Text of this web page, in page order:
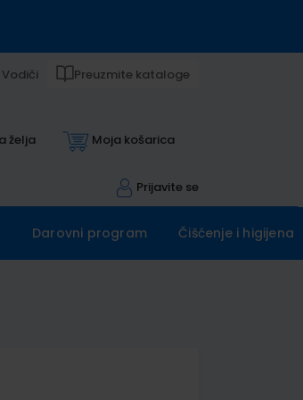
Vodiči Preuzmite kataloge
želja Moja košarica
Prijavite se
Darovni program Čišćenje i higijena